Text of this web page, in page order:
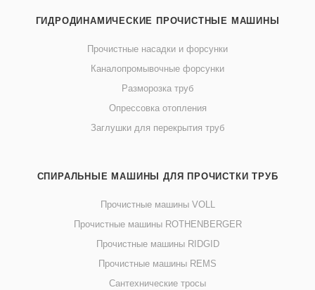
ГИДРОДИНАМИЧЕСКИЕ ПРОЧИСТНЫЕ МАШИНЫ
Прочистные насадки и форсунки
Каналопромывочные форсунки
Разморозка труб
Опрессовка отопления
Заглушки для перекрытия труб
СПИРАЛЬНЫЕ МАШИНЫ ДЛЯ ПРОЧИСТКИ ТРУБ
Прочистные машины VOLL
Прочистные машины ROTHENBERGER
Прочистные машины RIDGID
Прочистные машины REMS
Сантехнические тросы